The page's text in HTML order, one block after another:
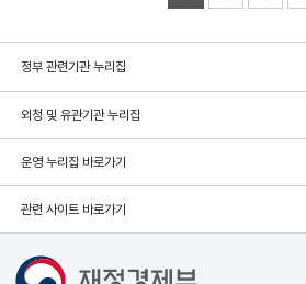
정부 관련기관 누리집
외청 및 유관기관 누리집
운영 누리집 바로가기
관련 사이트 바로가기